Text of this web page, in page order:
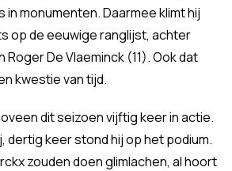
monumenten. Daarmee klimt hij
op de eeuwige ranglijst, achter
Roger De Vlaeminck (11). Ook dat
kwestie van tijd.
dit seizoen vijftig keer in actie.
dertig keer stond hij op het podium.
zouden doen glimlachen, al hoort